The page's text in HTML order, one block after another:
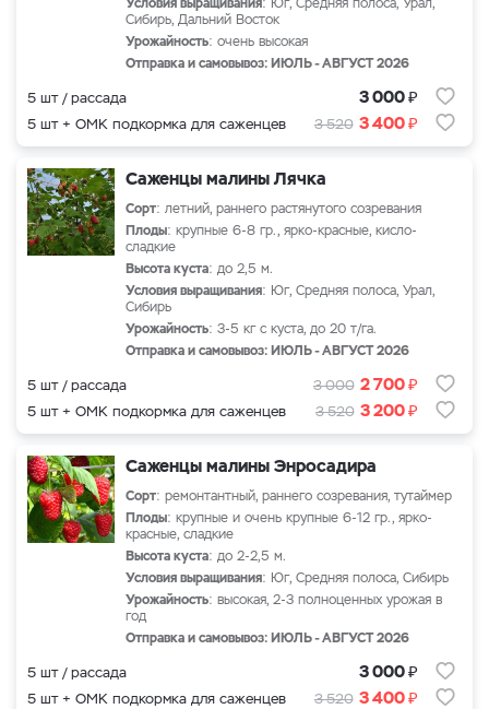
Сибирь, Дальний Восток
Урожайность: очень высокая
Отправка и самовывоз: ИЮЛЬ - АВГУСТ 2026
5 шт / рассада 3 000₽
5 шт + ОМК подкормка для саженцев 3 520 3 400₽
Саженцы малины Лячка
Сорт: летний, раннего растянутого созревания
Плоды: крупные 6-8 гр., ярко-красные, кисло-
сладкие
Высота куста: до 2,5 м.
Условия выращивания: Юг, Средняя полоса, Урал,
Сибирь
Урожайность: 3-5 кг с куста, до 20 т/га.
Отправка и самовывоз: ИЮЛЬ - АВГУСТ 2026
5 шт / рассада 3 000 2 700₽
5 шт + ОМК подкормка для саженцев 3 520 3 200₽
Саженцы малины Энросадира
Сорт: ремонтантный, раннего созревания, тутаймер
Плоды: крупные и очень крупные 6-12 гр., ярко-
красные, сладкие
Высота куста: до 2-2,5 м.
Условия выращивания: Юг, Средняя полоса, Сибирь
Урожайность: высокая, 2-3 полноценных урожая в
год
Отправка и самовывоз: ИЮЛЬ - АВГУСТ 2026
5 шт / рассада 3 000₽
5 шт + ОМК подкормка для саженцев 3 520 3 400₽